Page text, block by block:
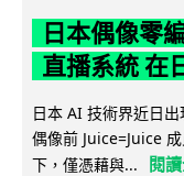
日本偶像零
直播系統 在
日本 AI 技術界近日
偶像前 Juice=Juice
下，僅憑藉與...
閱